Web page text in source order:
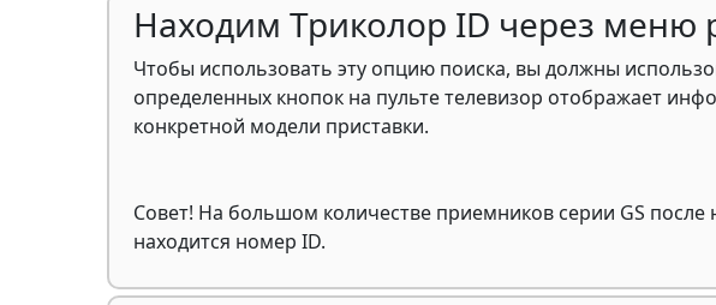
Находим Триколор ID через меню
Чтобы использовать эту опцию поиска, вы должны
определенных кнопок на пульте телевизор отображает
конкретной модели приставки.
Совет! На большом количестве приемников серии GS
находится номер ID.